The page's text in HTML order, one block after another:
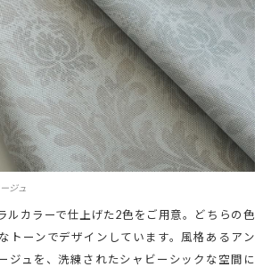
ジュ
ルカラーで仕上げた2色をご用意。どちらの色
トーンでデザインしています。風格あるアン
ジュを、洗練されたシャビーシックな空間に